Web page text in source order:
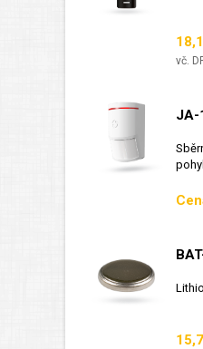
vč.
JA-